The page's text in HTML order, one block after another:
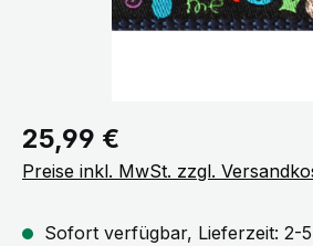
Regulärer Preis:
25,99 €
Preise inkl. MwSt. zzgl.
Sofort verfügbar, Lieferzeit: 2-